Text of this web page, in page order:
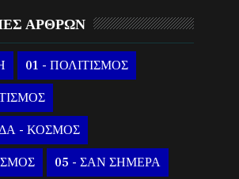
ΑΡΘΡΩΝ
01 - ΠΟΛΙΤΙΣΜΟΣ
- ΚΟΣΜΟΣ
05 - ΣΑΝ ΣΗΜΕΡΑ